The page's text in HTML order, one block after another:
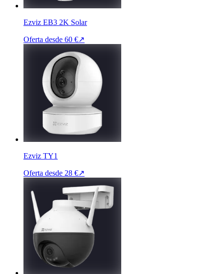
Ezviz EB3 2K Solar
Oferta desde 60 €↗
Ezviz TY1
Oferta desde 28 €↗